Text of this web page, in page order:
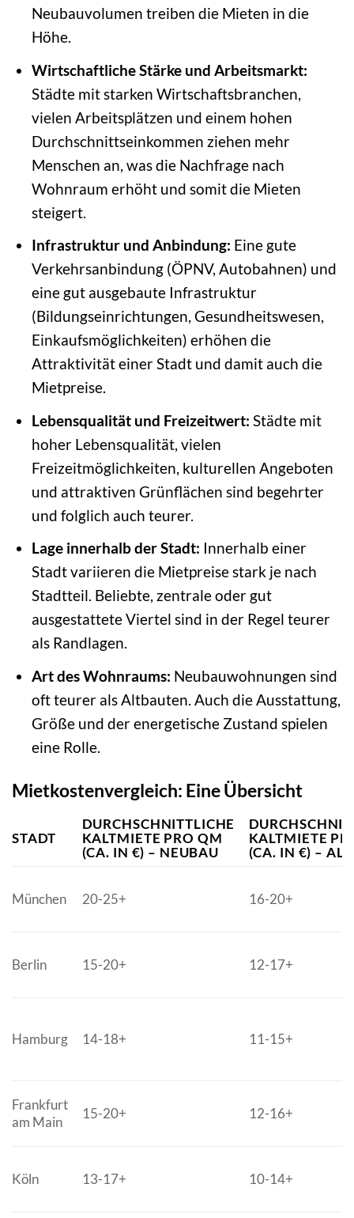
Neubauvolumen treiben die Mieten in die
Höhe.
Wirtschaftliche Stärke und Arbeitsmarkt:
Städte mit starken Wirtschaftsbranchen,
vielen Arbeitsplätzen und einem hohen
Durchschnittseinkommen ziehen mehr
Menschen an, was die Nachfrage nach
Wohnraum erhöht und somit die Mieten
steigert.
Infrastruktur und Anbindung: Eine gute
Verkehrsanbindung (ÖPNV, Autobahnen) und
eine gut ausgebaute Infrastruktur
(Bildungseinrichtungen, Gesundheitswesen,
Einkaufsmöglichkeiten) erhöhen die
Attraktivität einer Stadt und damit auch die
Mietpreise.
Lebensqualität und Freizeitwert: Städte mit
hoher Lebensqualität, vielen
Freizeitmöglichkeiten, kulturellen Angeboten
und attraktiven Grünflächen sind begehrter
und folglich auch teurer.
Lage innerhalb der Stadt: Innerhalb einer
Stadt variieren die Mietpreise stark je nach
Stadtteil. Beliebte, zentrale oder gut
ausgestattete Viertel sind in der Regel teurer
als Randlagen.
Art des Wohnraums: Neubauwohnungen sind
oft teurer als Altbauten. Auch die Ausstattung,
Größe und der energetische Zustand spielen
eine Rolle.
Mietkostenvergleich: Eine Übersicht
STADT
DURCHSCHNITTLICHE
KALTMIETE PRO QM
(CA. IN €) – NEUBAU
KALTMIETE
(CA. IN €) –
München 20-25+ 16-20+
Berlin 15-20+ 12-17+
Hamburg 14-18+ 11-15+
Frankfurt
am Main
15-20+ 12-16+
Köln 13-17+ 10-14+